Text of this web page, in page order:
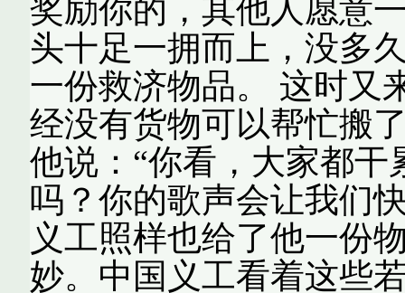
奖励你的，其他人愿意
头十足一拥而上，没多
一份救济物品。 这时又
经没有货物可以帮忙搬
他说：“你看，大家都
吗？你的歌声会让我们
义工照样也给了他一份
妙。中国义工看着这些